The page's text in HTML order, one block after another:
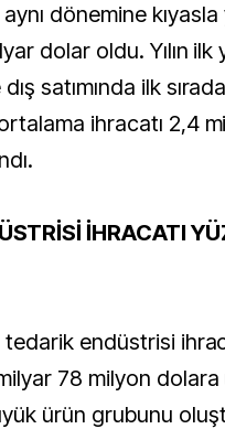
dönemine
dolar oldu. Yılın ilk
satımında ilk
ihracatı 2,4
İHRACATI
tedarik endüstrisi
78 milyon dolara
ürün grubunu